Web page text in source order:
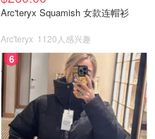
Arc'teryx Squamish 女款连帽衫
Arc'teryx 1120人感兴趣
6